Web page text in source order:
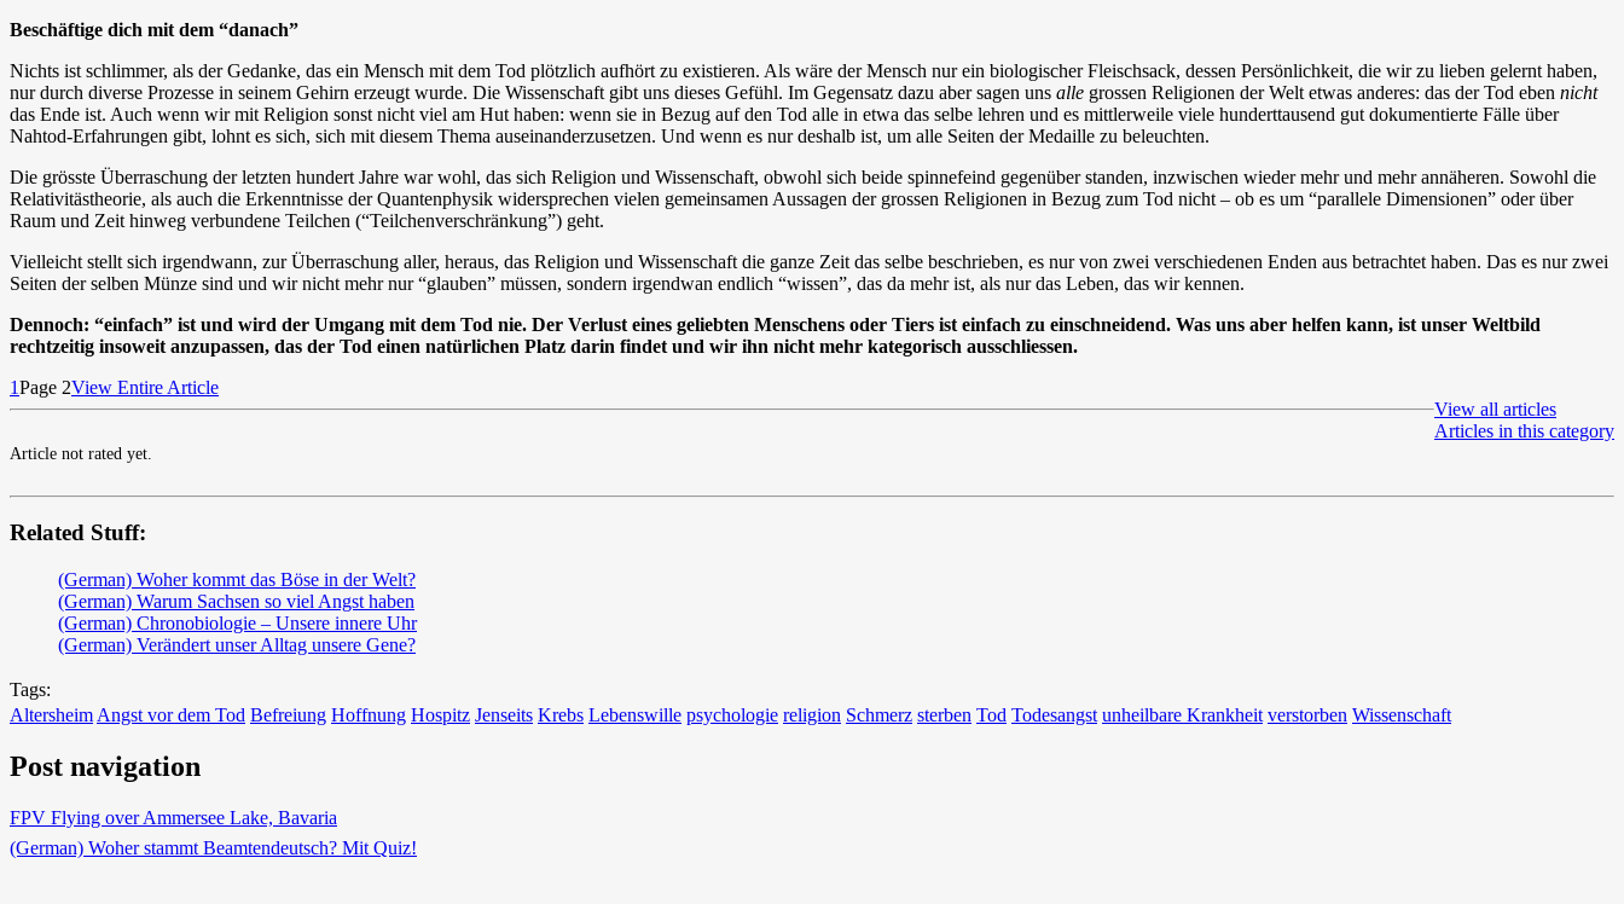
Beschäftige dich mit dem “danach”
Nichts ist schlimmer, als der Gedanke, das ein Mensch mit dem Tod plötzlich aufhört zu existieren. Als wäre der Mensch nur ein biologischer Fleischsack, dessen Persönlichkeit, die wir zu lieben gelernt haben,
nur durch diverse Prozesse in seinem Gehirn erzeugt wurde. Die Wissenschaft gibt uns dieses Gefühl. Im Gegensatz dazu aber sagen uns alle grossen Religionen der Welt etwas anderes: das der Tod eben nicht
das Ende ist. Auch wenn wir mit Religion sonst nicht viel am Hut haben: wenn sie in Bezug auf den Tod alle in etwa das selbe lehren und es mittlerweile viele hunderttausend gut dokumentierte Fälle über
Nahtod-Erfahrungen gibt, lohnt es sich, sich mit diesem Thema auseinanderzusetzen. Und wenn es nur deshalb ist, um alle Seiten der Medaille zu beleuchten.
Die grösste Überraschung der letzten hundert Jahre war wohl, das sich Religion und Wissenschaft, obwohl sich beide spinnefeind gegenüber standen, inzwischen wieder mehr und mehr annäheren. Sowohl die
Relativitästheorie, als auch die Erkenntnisse der Quantenphysik widersprechen vielen gemeinsamen Aussagen der grossen Religionen in Bezug zum Tod nicht – ob es um “parallele Dimensionen” oder über
Raum und Zeit hinweg verbundene Teilchen (“Teilchenverschränkung”) geht.
Vielleicht stellt sich irgendwann, zur Überraschung aller, heraus, das Religion und Wissenschaft die ganze Zeit das selbe beschrieben, es nur von zwei verschiedenen Enden aus betrachtet haben. Das es nur zwei
Seiten der selben Münze sind und wir nicht mehr nur “glauben” müssen, sondern irgendwan endlich “wissen”, das da mehr ist, als nur das Leben, das wir kennen.
Dennoch: “einfach” ist und wird der Umgang mit dem Tod nie. Der Verlust eines geliebten Menschens oder Tiers ist einfach zu einschneidend. Was uns aber helfen kann, ist unser Weltbild
rechtzeitig insoweit anzupassen, das der Tod einen natürlichen Platz darin findet und wir ihn nicht mehr kategorisch ausschliessen.
1Page 2View Entire Article
View all articles
Articles in this category
Article not rated yet.
Related Stuff:
(German) Woher kommt das Böse in der Welt?
(German) Warum Sachsen so viel Angst haben
(German) Chronobiologie – Unsere innere Uhr
(German) Verändert unser Alltag unsere Gene?
Tags:
Altersheim Angst vor dem Tod Befreiung Hoffnung Hospitz Jenseits Krebs Lebenswille psychologie religion Schmerz sterben Tod Todesangst unheilbare Krankheit verstorben Wissenschaft
Post navigation
FPV Flying over Ammersee Lake, Bavaria
(German) Woher stammt Beamtendeutsch? Mit Quiz!